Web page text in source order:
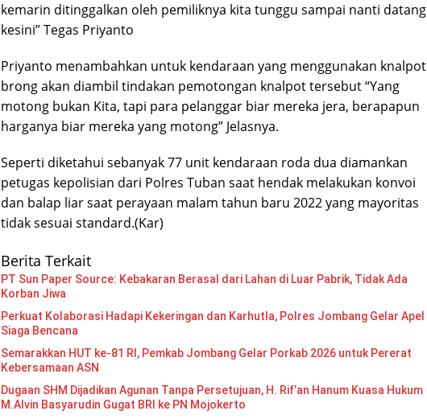
kemarin ditinggalkan oleh pemiliknya kita tunggu sampai nanti datang
kesini” Tegas Priyanto
Priyanto menambahkan untuk kendaraan yang menggunakan knalpot
brong akan diambil tindakan pemotongan knalpot tersebut “Yang
motong bukan Kita, tapi para pelanggar biar mereka jera, berapapun
harganya biar mereka yang motong” Jelasnya.
Seperti diketahui sebanyak 77 unit kendaraan roda dua diamankan
petugas kepolisian dari Polres Tuban saat hendak melakukan konvoi
dan balap liar saat perayaan malam tahun baru 2022 yang mayoritas
tidak sesuai standard.(Kar)
Berita Terkait
PT Sun Paper Source: Kebakaran Berasal dari Lahan di Luar Pabrik, Tidak Ada
Korban Jiwa
Perkuat Kolaborasi Hadapi Kekeringan dan Karhutla, Polres Jombang Gelar Apel
Siaga Bencana
Semarakkan HUT ke-81 RI, Pemkab Jombang Gelar Porkab 2026 untuk Pererat
Kebersamaan ASN
Dugaan SHM Dijadikan Agunan Tanpa Persetujuan, H. Rif’an Hanum Kuasa Hukum
M.Alvin Basyarudin Gugat BRI ke PN Mojokerto